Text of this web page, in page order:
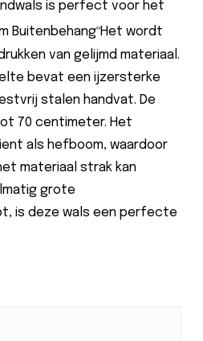
is perfect voor het
Buitenbehang®Het wordt
van gelijmd materiaal.
bevat een ijzersterke
stalen handvat. De
70 centimeter. Het
als hefboom, waardoor
materiaal strak kan
grote
is deze wals een perfecte